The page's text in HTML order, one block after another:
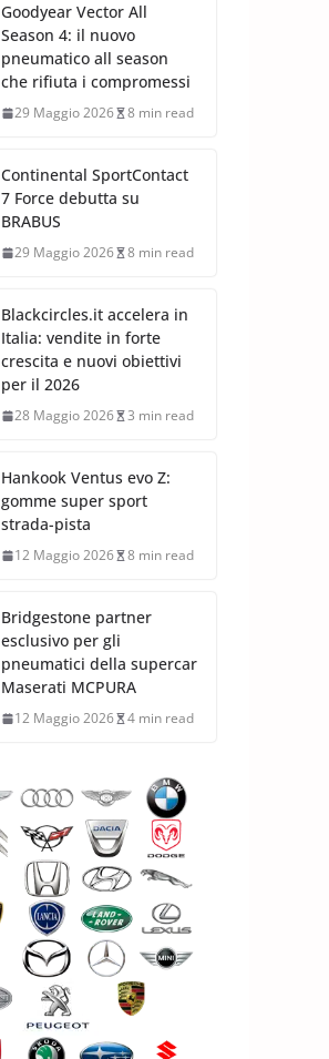
Goodyear Vector All
Season 4: il nuovo
pneumatico all season
che rifiuta i compromessi
29 Maggio 2026 8 min read
Continental SportContact
7 Force debutta su
BRABUS
29 Maggio 2026 8 min read
Blackcircles.it accelera in
Italia: vendite in forte
crescita e nuovi obiettivi
per il 2026
28 Maggio 2026 3 min read
Hankook Ventus evo Z:
gomme super sport
strada-pista
12 Maggio 2026 8 min read
Bridgestone partner
esclusivo per gli
pneumatici della supercar
Maserati MCPURA
12 Maggio 2026 4 min read